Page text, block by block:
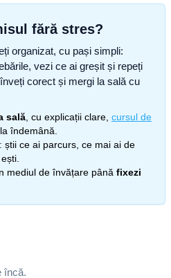
fără stres?
organizat, cu pași simpli:
vezi ce ai greșit și repeți
corect și mergi la sală cu
sală , cu explicații clare, cursul de
la îndemână.
știi ce ai parcurs, ce mai ai de
mediul de învățare până fixezi
încă.